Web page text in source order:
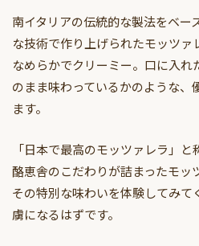
南イタリアの伝統的な製法をベー
な技術で作り上げられたモッツァ
なめらかでクリーミー。口に入れ
のまま味わっているかのような、
ます。
「日本で最高のモッツァレラ」
酪恵舎のこだわりが詰まったモッ
その特別な味わいを体験してみて
虜になるはずです。